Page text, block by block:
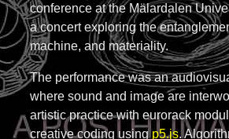
conference at the Mälardalen
a concert exploring the
machine, and materiality.
The performance was an
where sound and image are
artistic practice with eurorack
creative coding using p5.js.